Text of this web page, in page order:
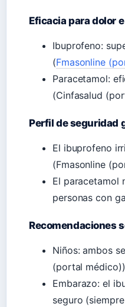
Eficacia para dolor
Ibuprofeno:
(Fmasonline
Paracetamol:
(Cinfasalud
Perfil de seguridad
El ibuprofeno
(Fmasonline
El paracetamol
personas con
Recomendaciones
Niños: ambos
(portal
Embarazo: el
seguro